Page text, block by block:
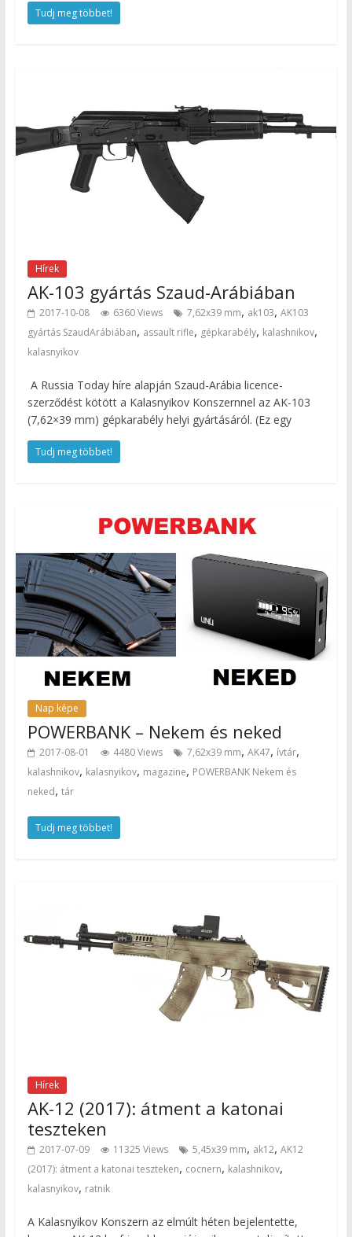
Tudj meg többet!
Hírek
AK-103 gyártás Szaud-Arábiában
2017-10-08 6360 Views 7,62x39 mm, ak103, AK103
gyártás SzaudArábiában, assault rifle, gépkarabély, kalashnikov,
kalasnyikov
A Russia Today híre alapján Szaud-Arábia licence-
szerződést kötött a Kalasnyikov Konszernnel az AK-103
(7,62×39 mm) gépkarabély helyi gyártásáról. (Ez egy
Tudj meg többet!
Nap képe
POWERBANK – Nekem és neked
2017-08-01 4480 Views 7,62x39 mm, AK47, ívtár,
kalashnikov, kalasnyikov, magazine, POWERBANK Nekem és
neked, tár
Tudj meg többet!
Hírek
AK-12 (2017): átment a katonai
teszteken
2017-07-09 11325 Views 5,45x39 mm, ak12, AK12
(2017): átment a katonai teszteken, cocnern, kalashnikov,
kalasnyikov, ratnik
A Kalasnyikov Konszern az elmúlt héten bejelentette,